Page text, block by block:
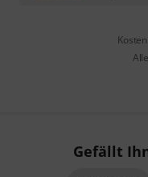
Gefällt